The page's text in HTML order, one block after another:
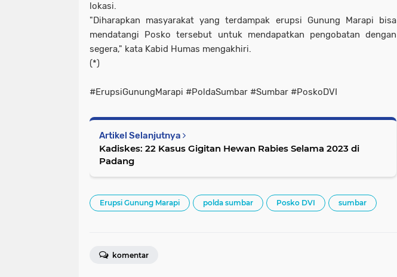
lokasi.
"Diharapkan masyarakat yang terdampak erupsi Gunung Marapi bisa
mendatangi Posko tersebut untuk mendapatkan pengobatan dengan
segera," kata Kabid Humas mengakhiri.
(*)
#ErupsiGunungMarapi #PoldaSumbar #Sumbar #PoskoDVI
Artikel Selanjutnya
Kadiskes: 22 Kasus Gigitan Hewan Rabies Selama 2023 di
Padang
Erupsi Gunung Marapi polda sumbar Posko DVI sumbar
komentar